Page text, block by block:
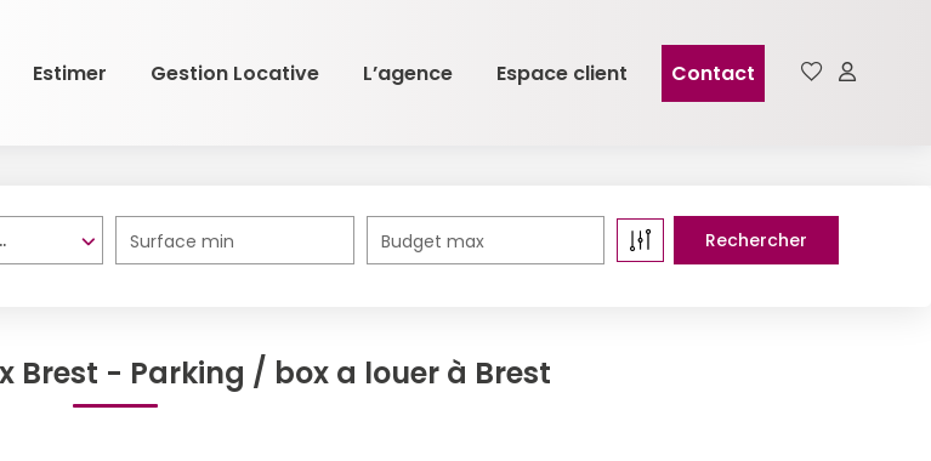
Estimer Gestion Locative L’agence Espace client Contact
Surface min Budget max
Brest - Parking / box a louer à Brest